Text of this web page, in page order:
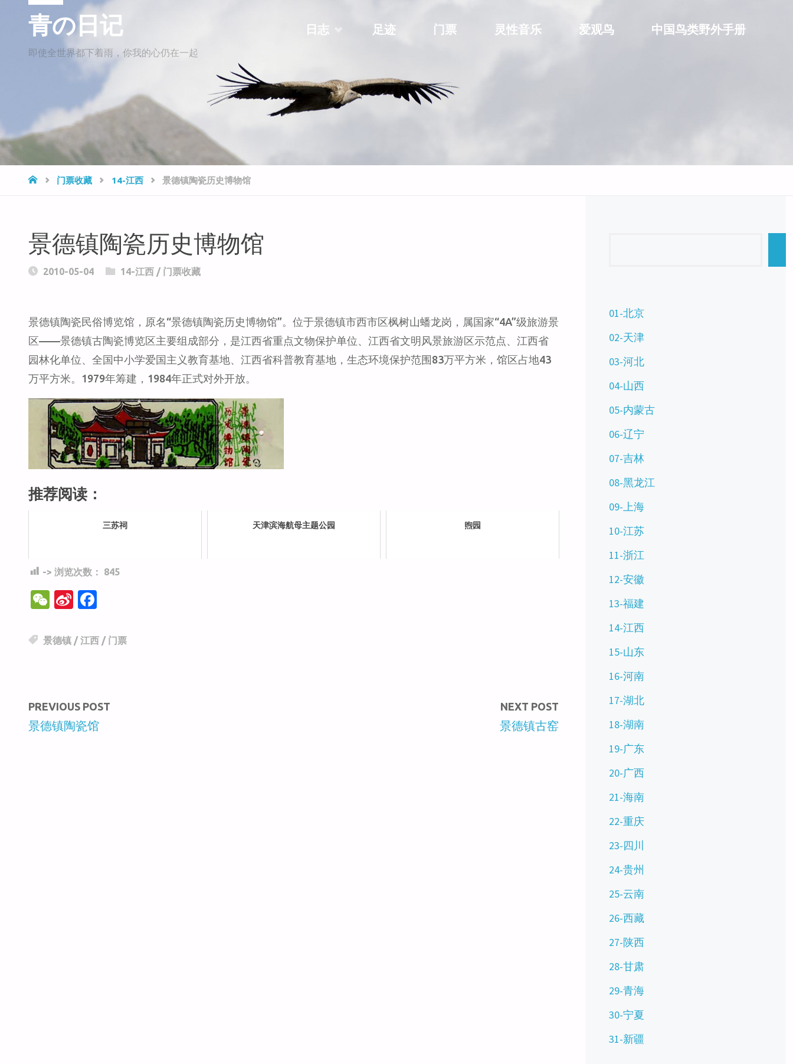
青の日记
即使全世界都下着雨，你我的心仍在一起
content
日志 足迹 门票 灵性音乐 爱观鸟 中国鸟类野外手册
HOME门票收藏 14-江西 景德镇陶瓷历史博物馆
景德镇陶瓷历史博物馆
2010-05-04 14-江西 / 门票收藏
景德镇陶瓷民俗博览馆，原名“景德镇陶瓷历史博物馆”。位于景德镇市西市区枫树山蟠龙岗，属国家“4A”级旅游景
区——景德镇古陶瓷博览区主要组成部分，是江西省重点文物保护单位、江西省文明风景旅游区示范点、江西省
园林化单位、全国中小学爱国主义教育基地、江西省科普教育基地，生态环境保护范围83万平方米，馆区占地43
万平方米。1979年筹建，1984年正式对外开放。
推荐阅读：
三苏祠 天津滨海航母主题公园 煦园
-> 浏览次数： 845
W
C
Si
a
o
c
o
k
景德镇 /江西 / 门票
PREVIOUS POST
景德镇陶瓷馆
NEXT POST
景德镇古窑
01-北京
02-天津
03-河北
04-山西
05-内蒙古
06-辽宁
07-吉林
08-黑龙江
09-上海
10-江苏
11-浙江
12-安徽
13-福建
14-江西
15-山东
16-河南
17-湖北
18-湖南
19-广东
20-广西
21-海南
22-重庆
23-四川
24-贵州
25-云南
26-西藏
27-陕西
28-甘肃
29-青海
30-宁夏
31-新疆